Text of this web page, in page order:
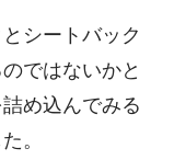
シートバック
ではないかと
め込んでみる
。